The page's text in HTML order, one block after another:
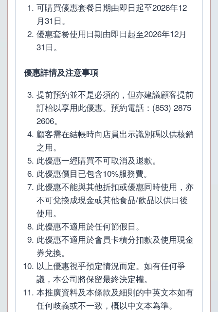
人
份
量
quantity
可購買優惠套餐日期由即日起至2026年12
月31日。
優惠套餐使用日期由即日起至2026年12月
31日。
優惠詳情及注意事項
提前預約並不是必須的，但亦建議顧客提前
訂枱以享用此優惠。預約電話：(853) 2875
2606。
顧客需在結帳時向店員出示識別碼以供核銷
之用。
此優惠一經購買不可取消及退款。
此優惠價目已包含10%服務費。
此優惠不能與其他折扣或優惠同時使用，亦
不可兌換成現金或其他食品/飲品以供日後
使用。
此優惠不適用於任何節假日。
此優惠不適用於會員卡積分扣款及使用現金
券兌換。
以上優惠視乎預定情況而定。如有任何爭
議，本公司將保留最終決定權。
本推廣資料及本條款及細則的中英文本如有
任何歧義或不一致，概以中文本為準。